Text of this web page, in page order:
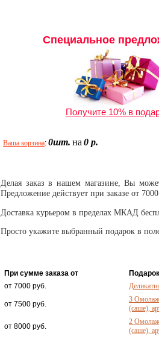
Специальное
Получите 10% в
Ваша корзина: 0шт. на 0 р.
Делая заказ в нашем магазине, Вы
Предложение действует при заказе от
Доставка курьером в пределах МКАД
Просто укажите выбранный подарок в
При сумме заказа от
Подарок
от 7000 руб.
от 7500 руб.
3
(саше),
от 8000 руб.
2
(саше),